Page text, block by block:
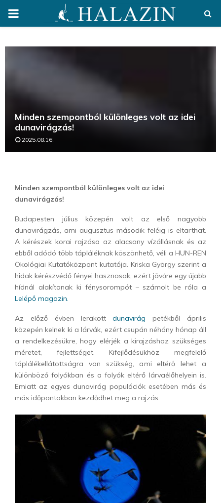
PRIMARY
Minden szempontból különleges volt az idei
dunavirágzás!
2025.08.16.
Minden szempontból különleges volt az idei
dunavirágzás!
Budapesten július közepén volt az első nagyobb
dunavirágzás, ami augusztus második feléig is eltarthat.
A kérészek korai rajzása az alacsony vízállásnak és az
ebből adódó több tápláléknak köszönhető, véli a HUN-REN
Ökológiai Kutatóközpont kutatója. Kriska György szerint a
hidak kérészvédő fényei hasznosak, ezért jövőre egy újabb
hídnál alakítanak ki fénysorompót – számolt be róla a
Lelépő magazin.
Az előző évben lerakottdunavirág petékből április
közepén kelnek ki a lárvák, ezért csupán néhány hónap áll
a rendelkezésükre, hogy elérjék a kirajzáshoz szükséges
méretet, fejlettséget. Kifejlődésükhöz megfelelő
táplálékellátottságra van szükség, ami eltérő lehet a
különböző folyókban és a folyók eltérő lárvaélőhelyein is.
Emiatt az egyes dunavirág populációk esetében más és
más időpontokban kezdődhet meg a rajzás.